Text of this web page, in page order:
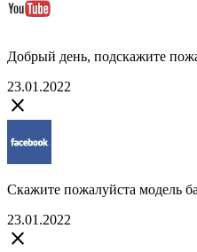
Добрый день, подскажите
23.01.2022
close
Скажите пожалуйста модель
23.01.2022
close